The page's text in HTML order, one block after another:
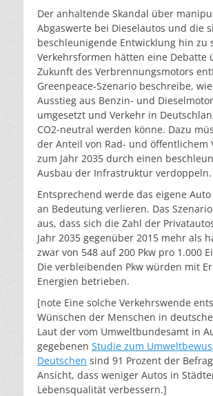
Der anhaltende Skandal über
Abgaswerte bei Dieselautos und die
beschleunigende Entwicklung hin zu
Verkehrsformen hätten eine Debatte
Zukunft des Verbrennungsmotors
Greenpeace-Szenario beschreibe,
Ausstieg aus Benzin- und
umgesetzt und Verkehr in
CO2-neutral werden könne. Dazu
der Anteil von Rad- und öffentlichem
zum Jahr 2035 durch einen
Ausbau der Infrastruktur verdoppeln.
Entsprechend werde das eigene
an Bedeutung verlieren. Das
aus, dass sich die Zahl der
Jahr 2035 gegenüber 2015 mehr als
zwar von 548 auf 200 Pkw pro 1.000
Die verbleibenden Pkw würden mit
Energien betrieben.
[note Eine solche Verkehrswende
Wünschen der Menschen in
Laut der vom Umweltbundesamt in
gegebenen Studie zum
Deutschen sind 91 Prozent der
Ansicht, dass weniger Autos in
Lebensqualität verbessern.]